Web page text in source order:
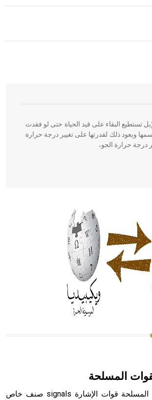
نوع من الفنون الهندسية التي ارتبطت
في بلاد الشام ومصر خاصة، حيث يحرص
مداميكه وخاصة في الواجهات
تستطيع البقاء على قيد الحياة حتى لو فقدت
ويعود ذلك لقدرتها على تغيير درجة حرارة
درجة حرارة الجو،
تنظيم التغذية، ورسالته في جروح الرأس. ويعود
حرر الطب من الدين والفلسفة.
إفراز حيواني يتكون في البحر ويتركب
الكلسيوم، وهو أحمر أو شديد الحمرة وهو
بكبر الحجم ويسمى الش
كلمة فرنسية اللفظ تم اعتمادها مصطلحاً
المسلحة
الإشارة في القوات المسلحة قوات الإشارة signals صنف خاص